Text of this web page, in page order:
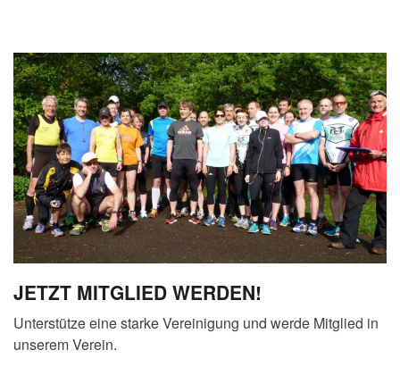
JETZT MITGLIED WERDEN!
Unterstütze eine starke Vereinigung und werde Mitglied in
unserem Verein.